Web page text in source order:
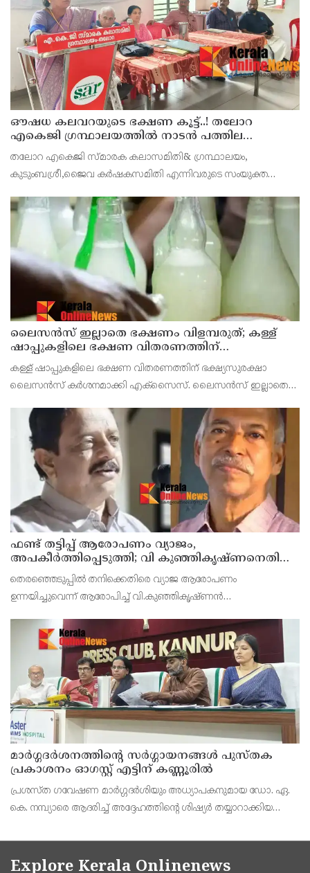
ഔഷധ കലവറയുടെ ഭക്ഷണ കൂട്ട്..! തലോറ
എകെജി ഗ്രന്ഥാലയത്തിൽ നാടൻ പത്തില
കറികളുടെ പ്രദർശനവും ക്ലാസും സംഘടിപ്പിച്ചു
തലോറ എകെജി സ്മാരക കലാസമിതി& ഗ്രന്ഥാലയം,
കുടുംബശ്രീ,ജൈവ കർഷകസമിതി എന്നിവരുടെ സംയുക്ത
പത്തില കറികളുടെ പ്രദർശനവും ക്ലാസും സംഘടിപ്പിച്ചു. നാടൻ
ഇലക്കറികള
ലൈസന്‍സ് ഇല്ലാതെ ഭക്ഷണം വിളമ്പരുത്; കള്ള്
ഷാപ്പുകളിലെ ഭക്ഷണ വിതരണത്തിന്
ഭക്ഷ്യസുരക്ഷാ ലൈസന്‍സ് കര്‍ശനമാക്കി
എക്‌സൈസ്
കള്ള് ഷാപ്പുകളിലെ ഭക്ഷണ വിതരണത്തിന് ഭക്ഷ്യസുരക്ഷാ
ലൈസന്‍സ് കര്‍ശനമാക്കി എക്‌സൈസ്. ലൈസന്‍സ് ഇല്ലാതെ
നടപടിയെടുക്കുമെന്ന് എക്‌സൈസ് അധികൃതർ വ്യക്തമാക്കി
ഫണ്ട് തട്ടിപ്പ് ആരോപണം വ്യാജം,
അപകീർത്തിപ്പെടുത്തി; വി കുഞ്ഞികൃഷ്ണനെതിരെ
നിയമനടപടിയുമായി ടി ഐ മധുസൂദനൻ
തെരഞ്ഞെടുപ്പിൽ തനിക്കെതിരെ വ്യാജ ആരോപണം
ഉന്നയിച്ചുവെന്ന് ആരോപിച്ച് വി.കുഞ്ഞികൃഷ്ണൻ
രംഗത്തെത്തി
മാർഗ്ഗദർശനത്തിന്റെ സർഗ്ഗായനങ്ങൾ പുസ്തക
പ്രകാശനം ഓഗസ്റ്റ് എട്ടിന് കണ്ണൂരിൽ
പ്രശസ്ത ഗവേഷണ മാർഗ്ഗദർശിയും അധ്യാപകനുമായ ഡോ. ഏ.
കെ. നമ്പ്യാരെ ആദരിച്ച് അദ്ദേഹത്തിൻ്റെ ശിഷ്യർ തയ്യാറാക്കിയ
ഗ്രന്ഥത്തിന്റെ പ്രകാശനം ഓഗസ്റ്റ് 8-ന്
Explore Kerala Onlinenews